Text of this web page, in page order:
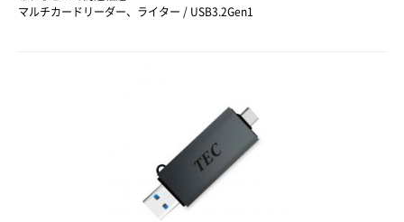
マルチカードリーダー、ライター / USB3.2Gen1